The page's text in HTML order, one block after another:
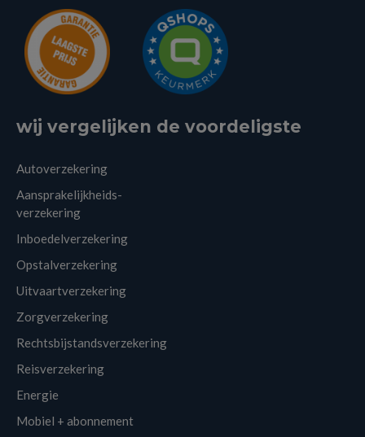
wij vergelijken de voordeligste
Autoverzekering
Aansprakelijkheids-
verzekering
Inboedelverzekering
Opstalverzekering
Uitvaartverzekering
Zorgverzekering
Rechtsbijstandsverzekering
Reisverzekering
Energie
Mobiel + abonnement